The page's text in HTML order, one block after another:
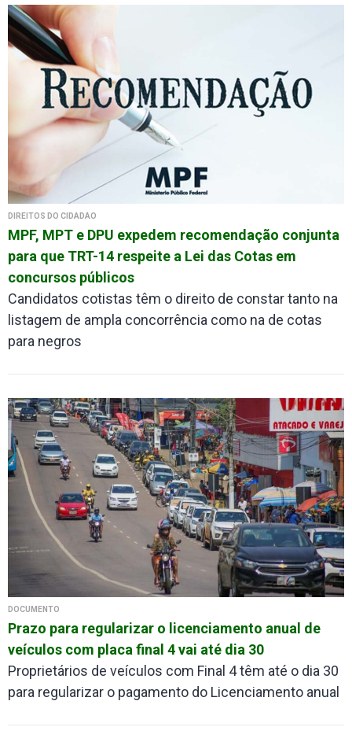
DIREITOS DO CIDADÃO
MPF, MPT e DPU expedem recomendação conjunta
para que TRT-14 respeite a Lei das Cotas em
concursos públicos
Candidatos cotistas têm o direito de constar tanto na
listagem de ampla concorrência como na de cotas
para negros
DOCUMENTO
Prazo para regularizar o licenciamento anual de
veículos com placa final 4 vai até dia 30
Proprietários de veículos com Final 4 têm até o dia 30
para regularizar o pagamento do Licenciamento anual